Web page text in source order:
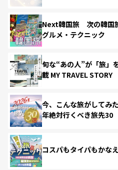
Next韓国旅 次の韓国
グルメ・テクニック
旬な“あの人”が「旅」
載 MY TRAVEL STORY
今、こんな旅がしてみ
年絶対行くべき旅先30
コスパもタイパもかな